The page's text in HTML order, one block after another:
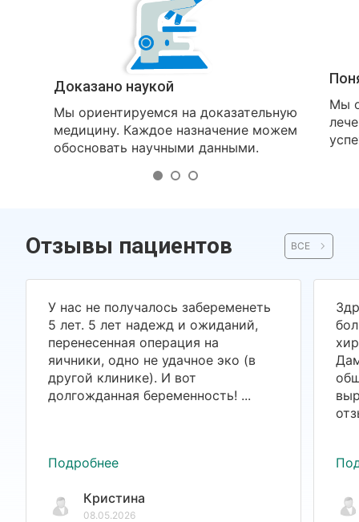
Доказано наукой
Мы ориентируемся на доказательную
медицину. Каждое назначение можем
обосновать научными данными.
Мы
Отзывы пациентов ВСЕ
У нас не получалось забеременеть
5 лет. 5 лет надежд и ожиданий,
перенесенная операция на
яичники, одно не удачное эко (в
другой клинике). И вот
долгожданная беременность! ...
Подробнее
Кристина
08.05.2026